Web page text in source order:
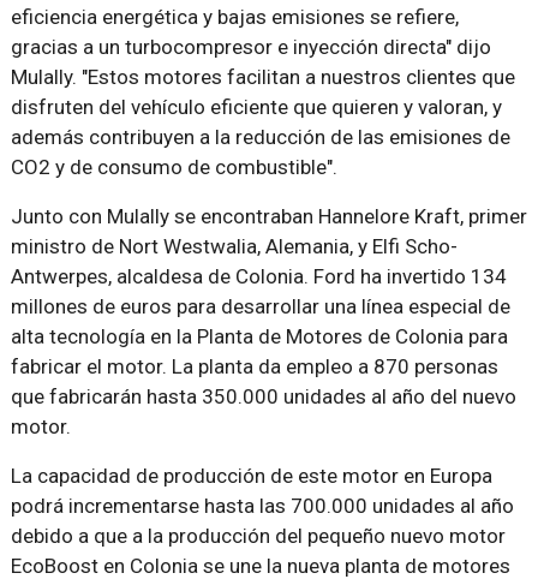
eficiencia energética y bajas emisiones se refiere,
gracias a un turbocompresor e inyección directa" dijo
Mulally. "Estos motores facilitan a nuestros clientes que
disfruten del vehículo eficiente que quieren y valoran, y
además contribuyen a la reducción de las emisiones de
CO2 y de consumo de combustible".
Junto con Mulally se encontraban Hannelore Kraft, primer
ministro de Nort Westwalia, Alemania, y Elfi Scho-
Antwerpes, alcaldesa de Colonia. Ford ha invertido 134
millones de euros para desarrollar una línea especial de
alta tecnología en la Planta de Motores de Colonia para
fabricar el motor. La planta da empleo a 870 personas
que fabricarán hasta 350.000 unidades al año del nuevo
motor.
La capacidad de producción de este motor en Europa
podrá incrementarse hasta las 700.000 unidades al año
debido a que a la producción del pequeño nuevo motor
EcoBoost en Colonia se une la nueva planta de motores